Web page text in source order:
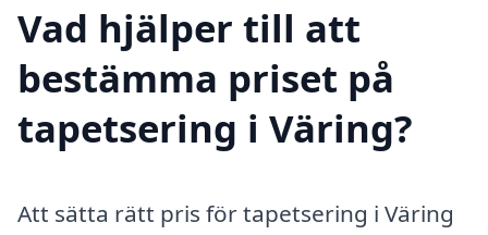
Vad hjälper till att
bestämma priset på
tapetsering i Väring?
Att sätta rätt pris för tapetsering i Väring